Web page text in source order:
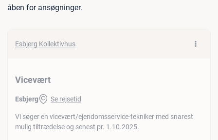
åben for ansøgninger.
Esbjerg Kollektivhus
Vicevært
Esbjerg Se rejsetid
Vi søger en vicevært/ejendomsservice-tekniker med snarest
mulig tiltrædelse og senest pr. 1.10.2025.